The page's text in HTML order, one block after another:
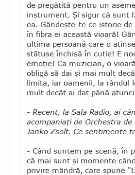
de pregătită pentru un
instrument. Şi sigur că sunt
ea. Gândeşte-te ce istorie de
în fibra ei această vioară!
ultima persoană care o
stătuse închisă în cutie! E
emoţie! Ca muzician, o
obligă să dai şi mai mult
limita, iar oamenii, la rândul
mult decât ai dat până
- Recent, la Sala Radio, ai
acompaniaţi de Orchestra
Janko Zsolt. Ce sentimente
- Când suntem pe scenă, în
că mai sunt şi momente
privire mândră, care spune